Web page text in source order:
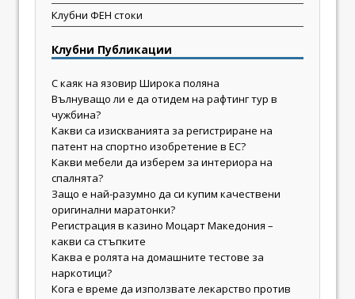
Клубни ФЕН стоки
Клубни Публикации
С каяк на язовир Широка поляна
Вълнуващо ли е да отидем на рафтинг тур в
чужбина?
Какви са изискванията за регистриране на
патент на спортно изобретение в ЕС?
Какви мебели да изберем за интериора на
спалнята?
Защо е най-разумно да си купим качествени
оригинални маратонки?
Регистрация в казино Моцарт Македония –
какви са стъпките
Каква е ролята на домашните тестове за
наркотици?
Кога е време да използвате лекарство против